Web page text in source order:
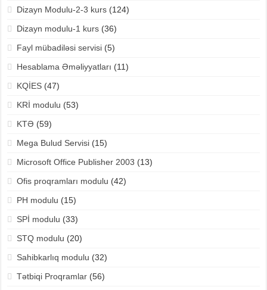
Dizayn Modulu-2-3 kurs(124)
Dizayn modulu-1 kurs(36)
Fayl mübadiləsi servisi(5)
Hesablama Əməliyyatları (11)
KQİES(47)
KRİ modulu (53)
KTƏ (59)
Mega Bulud Servisi(15)
Microsoft Office Publisher 2003 (13)
Ofis proqramları modulu (42)
PH modulu (15)
SPİ modulu (33)
STQ modulu (20)
Sahibkarlıq modulu (32)
Tətbiqi Proqramlar(56)